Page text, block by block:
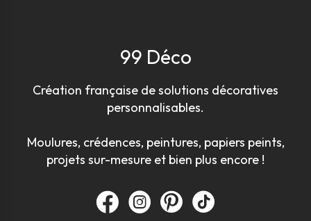
99 Déco
Création française de solutions décoratives
personnalisables.
Moulures, crédences, peintures, papiers peints,
projets sur-mesure et bien plus encore !